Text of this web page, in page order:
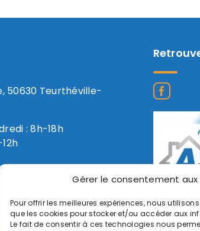
Gérer le consentement aux
Pour offrir les meilleures expériences, nous
que les cookies pour stocker et/ou accéder aux
Le fait de consentir à ces technologies nous
50630 Teurthéville-
: 8h-18h